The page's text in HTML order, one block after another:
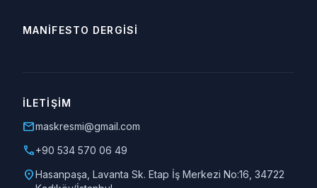
MANIFESTO DERGISI
İLETIŞIM
mailmaskresmi@gmail.com
call+90 534 570 06 49
location_onHasanpaşa, Lavanta Sk. Etap İş Merkezi No:16, 34722